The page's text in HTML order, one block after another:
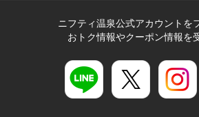
ニフティ温泉公式アカウントを
おトク情報やクーポン情報を